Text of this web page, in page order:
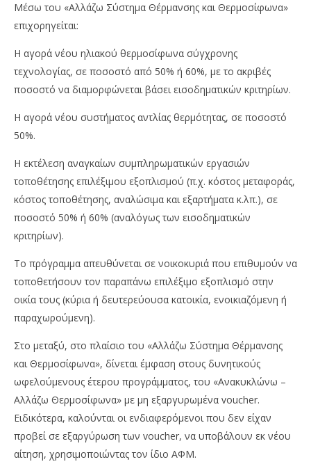
Μέσω του «Αλλάζω Σύστημα Θέρμανσης και Θερμοσίφωνα»
επιχορηγείται:
Η αγορά νέου ηλιακού θερμοσίφωνα σύγχρονης
τεχνολογίας, σε ποσοστό από 50% ή 60%, με το ακριβές
ποσοστό να διαμορφώνεται βάσει εισοδηματικών κριτηρίων.
Η αγορά νέου συστήματος αντλίας θερμότητας, σε ποσοστό
50%.
Η εκτέλεση αναγκαίων συμπληρωματικών εργασιών
τοποθέτησης επιλέξιμου εξοπλισμού (π.χ. κόστος μεταφοράς,
κόστος τοποθέτησης, αναλώσιμα και εξαρτήματα κ.λπ.), σε
ποσοστό 50% ή 60% (αναλόγως των εισοδηματικών
κριτηρίων).
Το πρόγραμμα απευθύνεται σε νοικοκυριά που επιθυμούν να
τοποθετήσουν τον παραπάνω επιλέξιμο εξοπλισμό στην
οικία τους (κύρια ή δευτερεύουσα κατοικία, ενοικιαζόμενη ή
παραχωρούμενη).
Στο μεταξύ, στο πλαίσιο του «Αλλάζω Σύστημα Θέρμανσης
και Θερμοσίφωνα», δίνεται έμφαση στους δυνητικούς
ωφελούμενους έτερου προγράμματος, του «Ανακυκλώνω –
Αλλάζω Θερμοσίφωνα» με μη εξαργυρωμένα voucher.
Ειδικότερα, καλούνται οι ενδιαφερόμενοι που δεν είχαν
προβεί σε εξαργύρωση των voucher, να υποβάλουν εκ νέου
αίτηση, χρησιμοποιώντας τον ίδιο ΑΦΜ.